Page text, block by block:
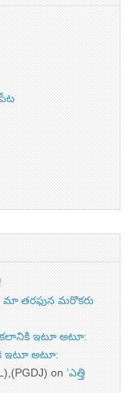
మా తరఫున మరొకరు
కలానికి ఇటూ అటూ:
ఇటూ అటూ:
on ‘ఎత్తి